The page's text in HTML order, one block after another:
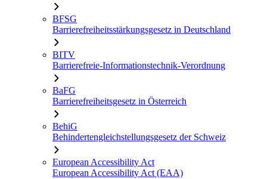
BFSG
Barrierefreiheitsstärkungsgesetz in Deutschland
BITV
Barrierefreie-Informationstechnik-Verordnung
BaFG
Barrierefreiheitsgesetz in Österreich
BehiG
Behindertengleichstellungsgesetz der Schweiz
European Accessibility Act
European Accessibility Act (EAA)